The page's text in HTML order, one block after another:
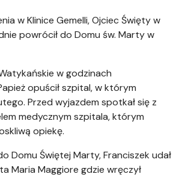
w Klinice Gemelli, Ojciec Święty w
powrócił do Domu św. Marty w
w godzinach
opuścił szpital, w którym
Przed wyjazdem spotkał się z
medycznym szpitala, którym
opiekę.
Domu Świętej Marty, Franciszek udał
Maria Maggiore gdzie wręczył